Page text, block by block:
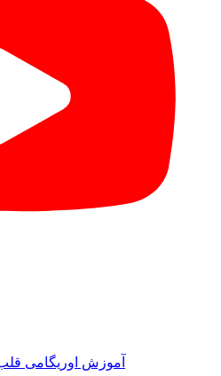
آموزش اوریگامی